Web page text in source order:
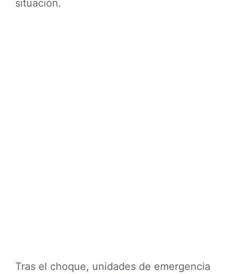
situación.
Tras el choque, unidades de emergencia